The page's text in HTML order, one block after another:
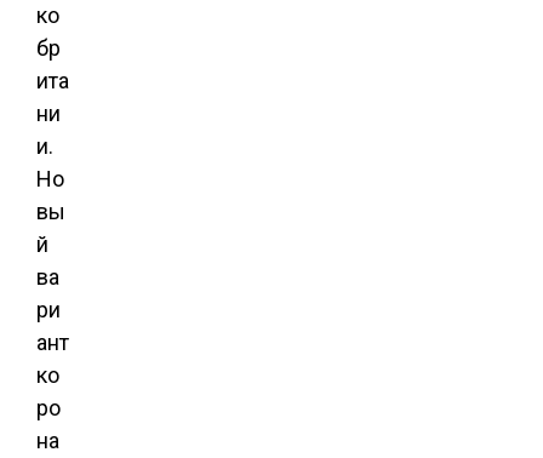
ко
бр
ита
ни
и.
Но
вы
й
ва
ри
ант
ко
ро
на